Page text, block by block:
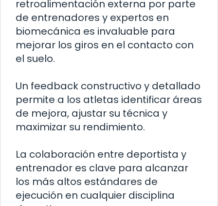
retroalimentación externa por parte
de entrenadores y expertos en
biomecánica es invaluable para
mejorar los giros en el contacto con
el suelo.
Un feedback constructivo y detallado
permite a los atletas identificar áreas
de mejora, ajustar su técnica y
maximizar su rendimiento.
La colaboración entre deportista y
entrenador es clave para alcanzar
los más altos estándares de
ejecución en cualquier disciplina